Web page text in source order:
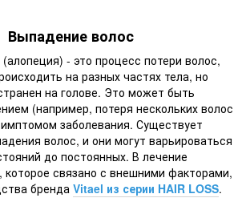
Выпадение волос
- это процесс потери волос,
на разных частях тела, но
на голове. Это может быть
(например, потеря нескольких волос
заболевания. Существует
волос, и они могут варьироваться
до постоянных. В лечение
которое связано с внешними факторами,
бренда Vitael из серии HAIR LOSS.